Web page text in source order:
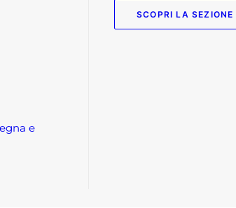
SCOPRI LA SEZIONE